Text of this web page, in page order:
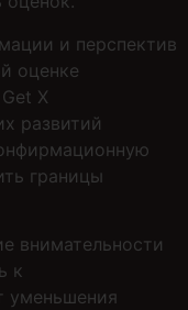
и перспектив
оценке
X
развитий
границы
внимательности
к
уменьшения